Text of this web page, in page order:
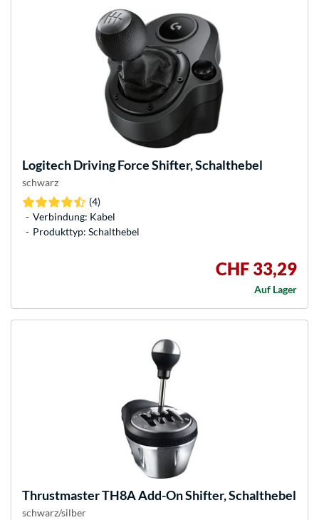
LogitechDriving Force Shifter, Schalthebel
schwarz
(4)
Verbindung: Kabel
Produkttyp: Schalthebel
CHF 33,29
Auf Lager
ThrustmasterTH8A Add-On Shifter, Schalthebel
schwarz/silber